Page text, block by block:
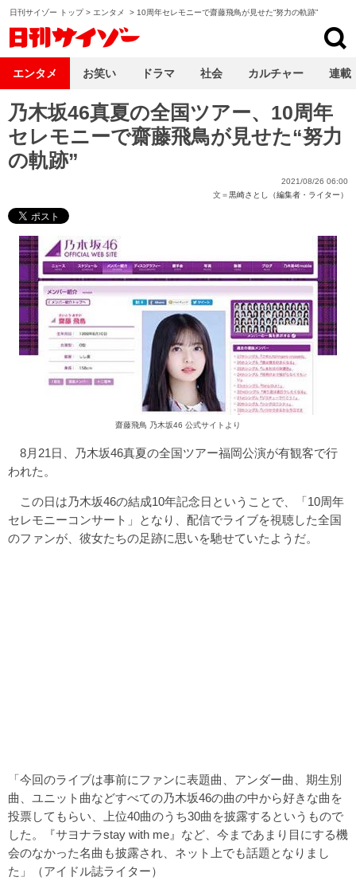
日刊サイゾー トップ> エンタメ > 10周年セレモニーで齋藤飛鳥が見せた“努力の軌跡”
乃木坂46真夏の全国ツアー、10周年
セレモニーで齋藤飛鳥が見せた“努力
の軌跡”
2021/08/26 06:00
文＝黒崎さとし（編集者・ライター）
齋藤飛鳥 乃木坂46 公式サイトより
8月21日、乃木坂46真夏の全国ツアー福岡公演が有観客で行
われた。
この日は乃木坂46の結成10年記念日ということで、「10周年
セレモニーコンサート」となり、配信でライブを視聴した全国
のファンが、彼女たちの足跡に思いを馳せていたようだ。
「今回のライブは事前にファンに表題曲、アンダー曲、期生別
曲、ユニット曲などすべての乃木坂46の曲の中から好きな曲を
投票してもらい、上位40曲のうち30曲を披露するというもので
した。『サヨナラstay with me』など、今まであまり目にする機
会のなかった名曲も披露され、ネット上でも話題となりまし
た」（アイドル誌ライター）
エンタメ お笑い ドラマ 社会 カルチャー 連載